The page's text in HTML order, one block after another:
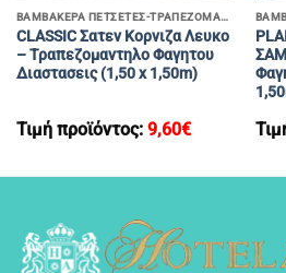
ΒΑΜΒΑΚΕΡΑ ΠΕΤΣΕΤΕΣ-ΤΡΑΠΕΖΟΜΑΝΤΗΛΑ
CLASSIC Σατεν Κορνιζα Λευκο
– Τραπεζομαντηλο Φαγητου
Διαστασεις (1,50 x 1,50m)
Τιμή προϊόντος: 9,60€